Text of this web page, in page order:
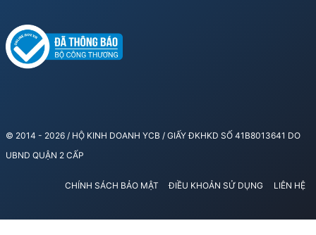
© 2014 - 2026 / HỘ KINH DOANH YCB / GIẤY ĐKHKD SỐ 41B8013641 DO
UBND QUẬN 2 CẤP
CHÍNH SÁCH BẢO MẬT ĐIỀU KHOẢN SỬ DỤNG LIÊN HỆ